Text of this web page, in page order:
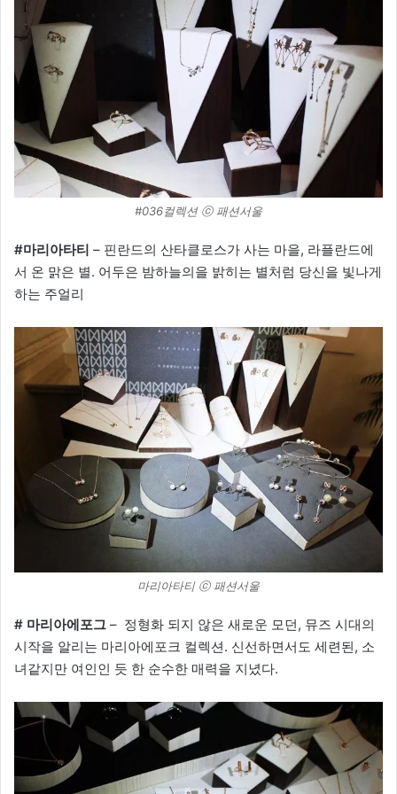
#036컬렉션 ⓒ 패션서울
#마리아타티 – 핀란드의 산타클로스가 사는 마을, 라플란드에
서 온 맑은 별. 어두은 밤하늘의을 밝히는 별처럼 당신을 빛나게
하는 주얼리
마리아타티 ⓒ 패션서울
# 마리아에포그 – 정형화 되지 않은 새로운 모던, 뮤즈 시대의
시작을 알리는 마리아에포크 컬렉션. 신선하면서도 세련된, 소
녀같지만 여인인 듯 한 순수한 매력을 지녔다.